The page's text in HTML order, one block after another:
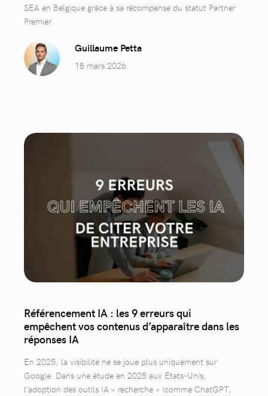
SEA en Belgique grâce à sa récompense du statut Partner
Premier.
Guillaume Petta
18 mars 2026
Référencement IA : les 9 erreurs qui
empêchent vos contenus d’apparaître dans les
réponses IA
En 2025, la visibilité ne se joue plus uniquement sur
Google. Dans une étude en 2025 aux États-Unis,
l’adoption des outils IA « recherche » (comme ChatGPT,